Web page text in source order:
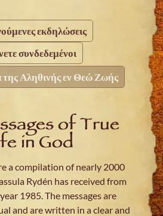
εκδηλώσεις
συνδεδεμένοι
Αληθινής εν Θεώ Ζωής
of True
in God
a compilation of nearly 2000
Rydén has received from
1985. The messages are
and are written in a clear and